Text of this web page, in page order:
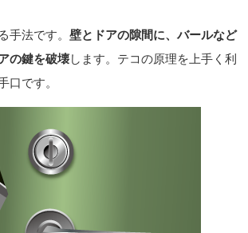
手法です。 壁とドアの隙間に、バールなど
の鍵を破壊します。テコの原理を上手く利
口です。